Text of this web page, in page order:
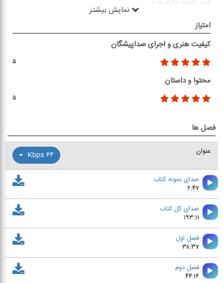
فصل ششم: چالش‌ها و
نمایش بیشتر
امتیاز
کیفیت هنری و اجرای صداپیشگان
۵
محتوا و داستان
۵
فصل ها
عنوان ۶۴ Kbps
صدای نمونه کتاب
۲:۴۷
صدای کل کتاب
۱۹۳:۱۱
فصل اول
۳۸:۳۷
فصل دوم
۴۴:۱۶